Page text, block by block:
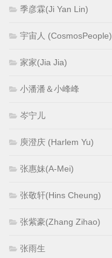
季彦霖(Ji Yan Lin)
宇宙人 (CosmosPeople)
家家(Jia Jia)
小潘潘＆小峰峰
岑宁儿
庾澄庆 (Harlem Yu)
张惠妹(A-Mei)
张敬轩(Hins Cheung)
张紫豪(Zhang Zihao)
张雨生